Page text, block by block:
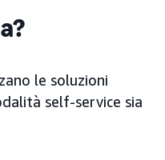
le soluzioni
self-service sia